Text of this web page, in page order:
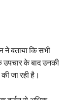
ने बताया कि सभी
उपचार के बाद उनकी
जा रही है।